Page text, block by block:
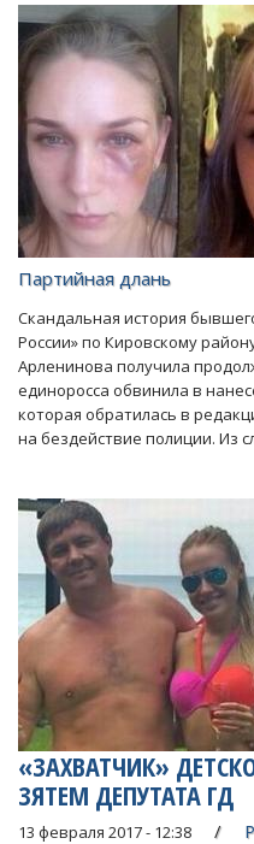
Партийная длань
Скандальная история
России» по Кировскому
Арленинова получила
единоросса обвинила в
которая обратилась в
на бездействие полиции. Из
«ЗАХВАТЧИК»
ЗЯТЕМ ДЕПУТАТА ГД
13 февраля 2017 - 12:38